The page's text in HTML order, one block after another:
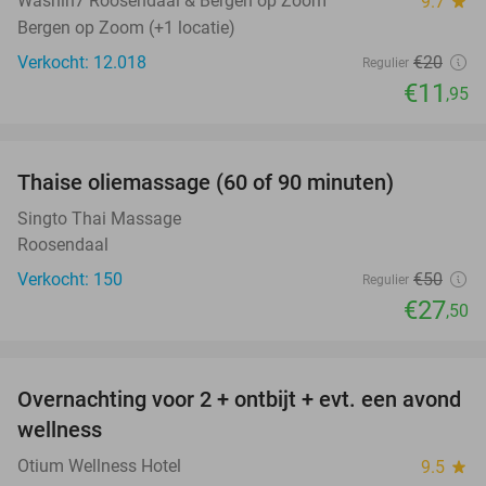
Bergen op Zoom (+1 locatie)
Verkocht: 12.018
Regulier €20
€11 ,95
OUT
Thaise oliemassage (60 of 90 minuten)
Singto Thai Massage
Roosendaal
Verkocht: 150
Regulier €50
€27,50
21%
Overnachting voor 2 + ontbijt + evt. een avond
wellness
Otium Wellness Hotel 9.5 star